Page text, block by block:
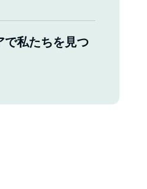
で私たちを見つ